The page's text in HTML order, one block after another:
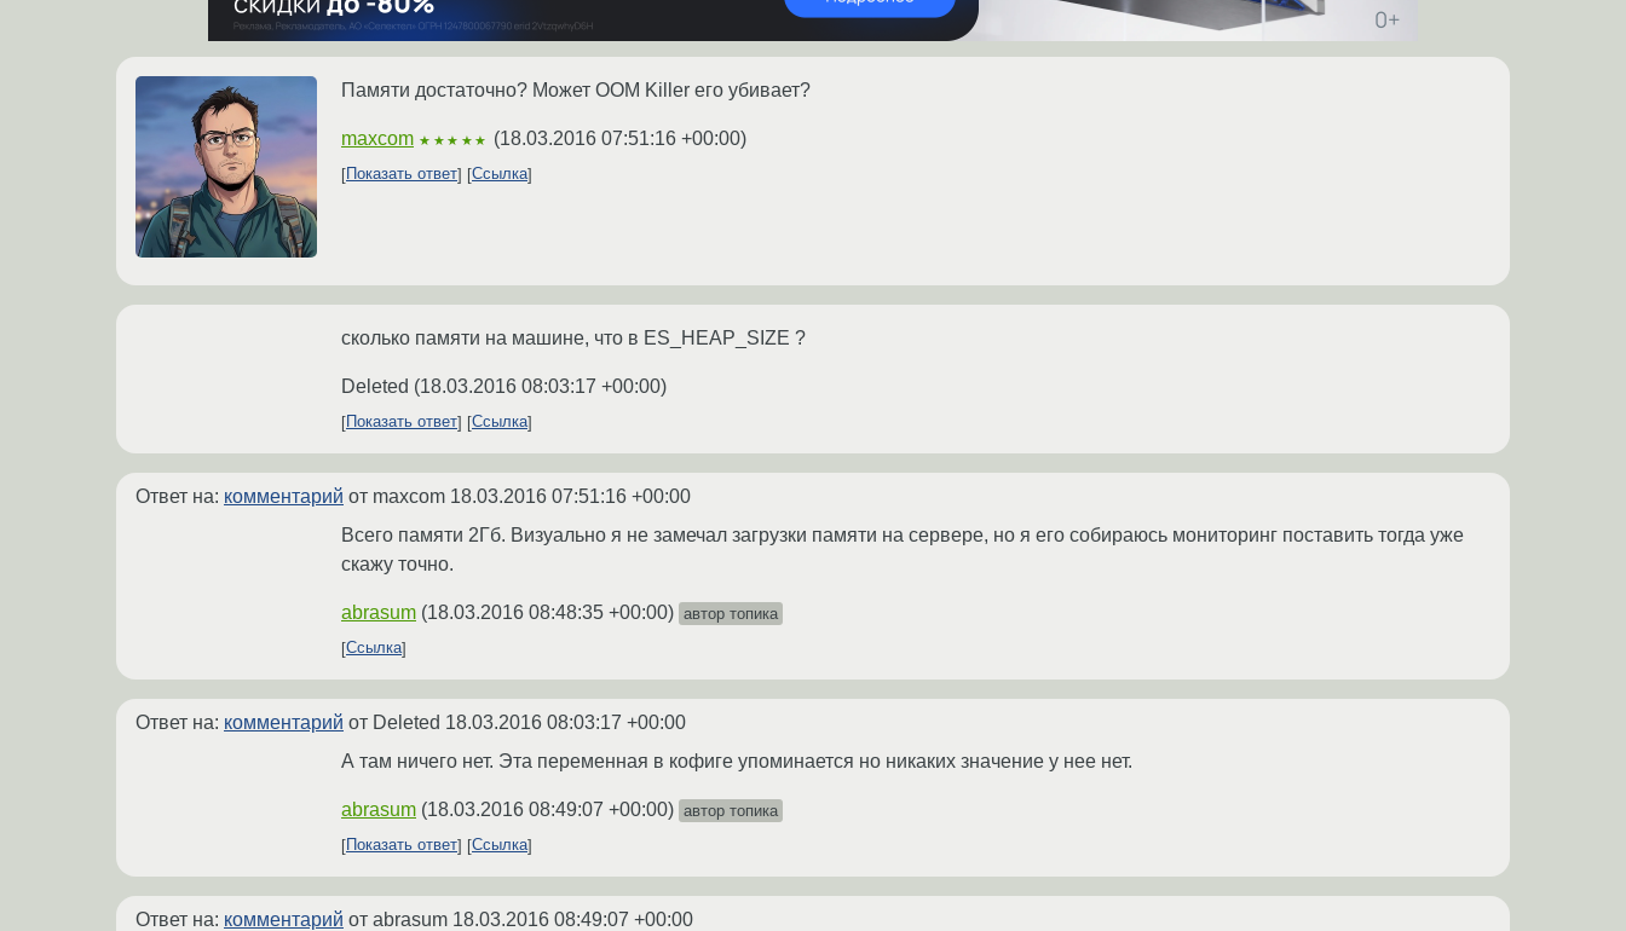
Памяти достаточно? Может OOM Killer его убивает?
maxcom ★★★★★ (18.03.2016 07:51:16 +00:00)
Показать ответ Ссылка
сколько памяти на машине, что в ES_HEAP_SIZE ?
Deleted (18.03.2016 08:03:17 +00:00)
Показать ответ Ссылка
Ответ на: комментарий от maxcom 18.03.2016 07:51:16 +00:00
Всего памяти 2Гб. Визуально я не замечал загрузки памяти на сервере, но я его собираюсь мониторинг поставить тогда уже
скажу точно.
abrasum (18.03.2016 08:48:35 +00:00) автор топика
Ссылка
Ответ на: комментарий от Deleted 18.03.2016 08:03:17 +00:00
А там ничего нет. Эта переменная в кофиге упоминается но никаких значение у нее нет.
abrasum (18.03.2016 08:49:07 +00:00) автор топика
Показать ответ
Ссылка
Ответ на: комментарий от abrasum 18.03.2016 08:49:07 +00:00